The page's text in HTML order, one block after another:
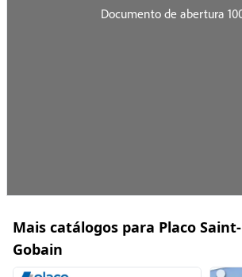
Mais catálogos para Placo Saint-
Gobain